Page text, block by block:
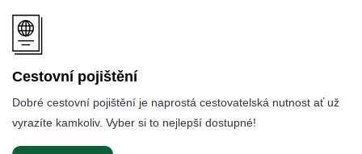
Cestovní pojištění
Dobré cestovní pojištění je naprostá cestovatelská nutnost ať už
vyrazíte kamkoliv. Vyber si to nejlepší dostupné!